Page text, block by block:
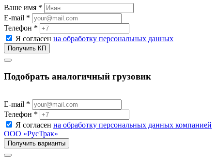
Ваше имя *
E-mail *
Телефон *
Я согласен на обработку персональных данных
Подобрать аналогичный грузовик
E-mail *
Телефон *
Я согласен на обработку персональных данных компанией
ООО «РусТрак»